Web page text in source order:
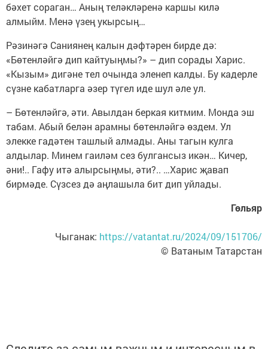
бәхет сораган… Аның теләкләренә каршы килә
алмыйм. Менә үзең укырсың…
Рәзинәгә Саниянең калын дәфтәрен бирде дә:
«Бөтенләйгә дип кайтуыңмы?» – дип сорады Харис.
«Кызым» дигәне тел очында эленеп калды. Бу кадерле
сүзне кабатларга әзер түгел иде шул әле ул.
– Бөтенләйгә, әти. Авылдан беркая китмим. Монда эш
табам. Абый белән арамны бөтенләйгә өздем. Ул
элекке гадәтен ташлый алмады. Аны тагын кулга
алдылар. Минем гаиләм сез булгансыз икән… Кичер,
әни!.. Гафу итә алырсыңмы, әти?.. …Харис җавап
бирмәде. Сүзсез дә аңлашыла бит дип уйлады.
Гөльяр
Чыганак: https://vatantat.ru/2024/09/151706/
© Ватаным Татарстан